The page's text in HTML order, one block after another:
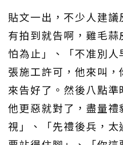
貼文一出，不少人建
有拍到就告啊，雞毛
怕為止」、「不准別
張施工許可，他來叫
來告好了。然後八點
他更惡就對了，盡量
視」、「先禮後兵，